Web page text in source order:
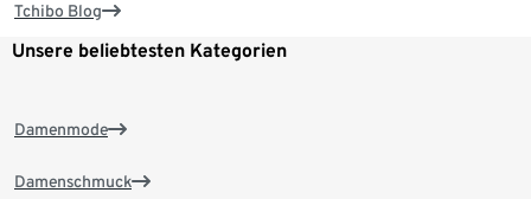
Tchibo Blog
Unsere beliebtesten Kategorien
Damenmode
Damenschmuck